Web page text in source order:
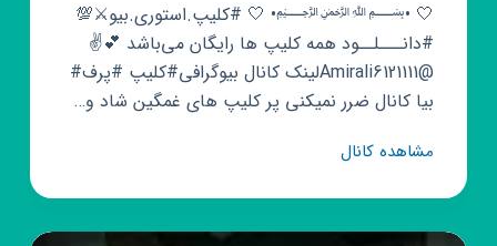
🤍 •﷽• 🤍 #کلیپ.استوری.بیو⚔💯
#دانـــلــود همه کلیپ ها رایگان می‌باشد 💕✌️
@Amirali6121111لینک کانال بیوگرافی#کلیپ #پرف#
بیا کانال ضرر نمیکنی پر کلیپ های غمگین شاد و…
مشاهده کانالکانال
بیو
❤️